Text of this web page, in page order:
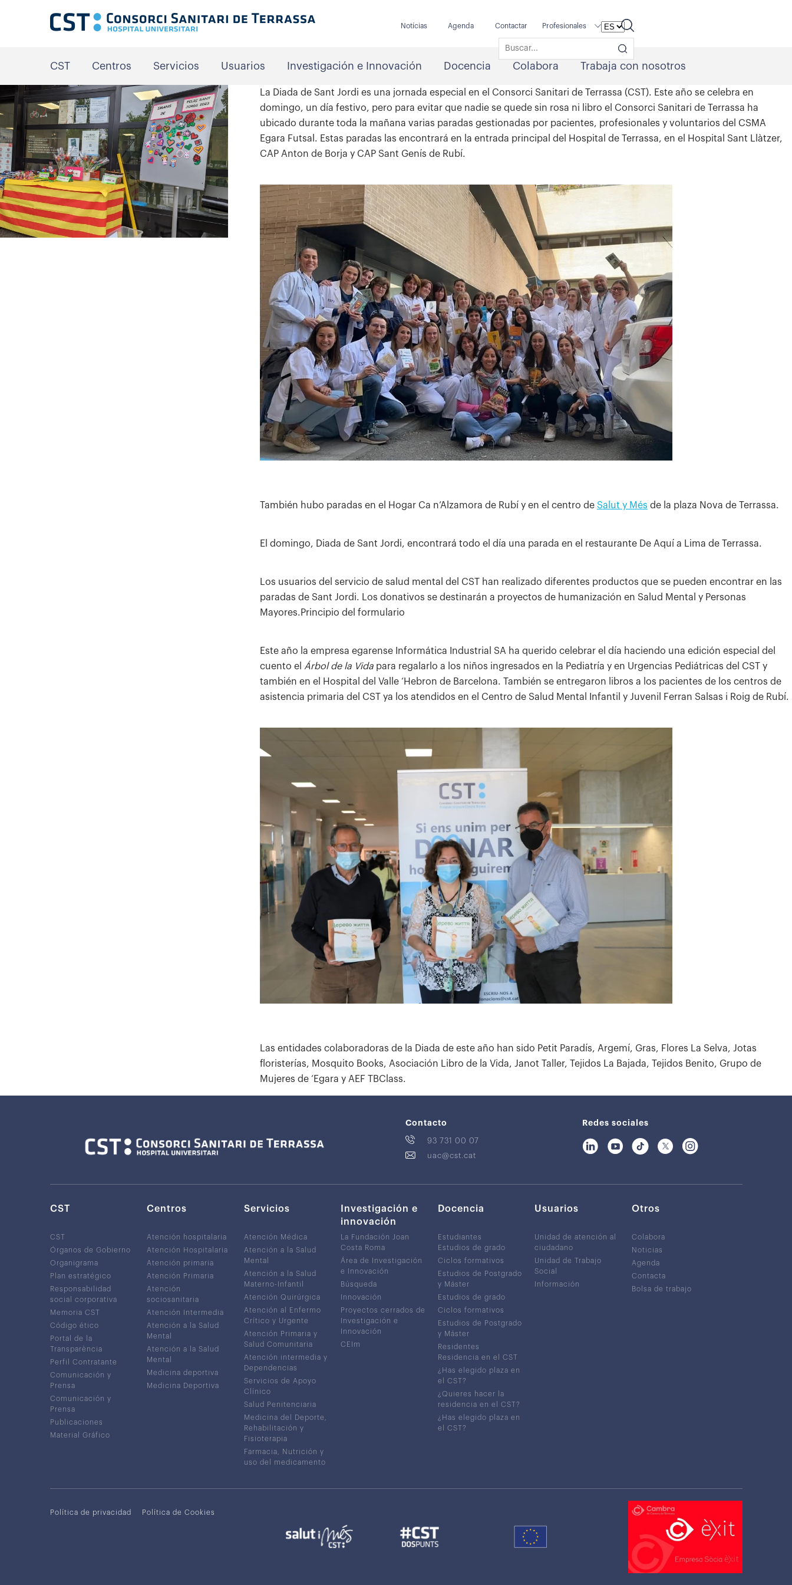
Notícias Agenda Contactar Profesionales
CST Centros Servicios Usuarios Investigación e Innovación Docencia Colabora Trabaja con nosotros
La Diada de Sant Jordi es una jornada especial en el Consorci Sanitari de Terrassa (CST). Este año se celebra en
domingo, un día festivo, pero para evitar que nadie se quede sin rosa ni libro el Consorci Sanitari de Terrassa ha
ubicado durante toda la mañana varias paradas gestionadas por pacientes, profesionales y voluntarios del CSMA
Egara Futsal. Estas paradas las encontrará en la entrada principal del Hospital de Terrassa, en el Hospital Sant Llàtzer,
CAP Anton de Borja y CAP Sant Genís de Rubí.
También hubo paradas en el Hogar Ca n’Alzamora de Rubí y en el centro de Salut y Més de la plaza Nova de Terrassa.
El domingo, Diada de Sant Jordi, encontrará todo el día una parada en el restaurante De Aquí a Lima de Terrassa.
Los usuarios del servicio de salud mental del CST han realizado diferentes productos que se pueden encontrar en las
paradas de Sant Jordi. Los donativos se destinarán a proyectos de humanización en Salud Mental y Personas
Mayores.Principio del formulario
Este año la empresa egarense Informática Industrial SA ha querido celebrar el día haciendo una edición especial del
cuento el Árbol de la Vidapara regalarlo a los niños ingresados en la Pediatría y en Urgencias Pediátricas del CST y
también en el Hospital del Valle ‘Hebron de Barcelona. También se entregaron libros a los pacientes de los centros de
asistencia primaria del CST ya los atendidos en el Centro de Salud Mental Infantil y Juvenil Ferran Salsas i Roig de Rubí.
Las entidades colaboradoras de la Diada de este año han sido Petit Paradís, Argemí, Gras, Flores La Selva, Jotas
floristerías, Mosquito Books, Asociación Libro de la Vida, Janot Taller, Tejidos La Bajada, Tejidos Benito, Grupo de
Mujeres de ‘Egara y AEF TBClass.
Contacto
93 731 00 07
uac@cst.cat
Redes sociales
CST
CST
Órganos de Gobierno
Organigrama
Plan estratégico
Responsabilidad
social corporativa
Memoria CST
Código ético
Portal de la
Transparència
Perfil Contratante
Comunicación y
Prensa
Comunicación y
Prensa
Publicaciones
Material Gráfico
Centros
Atención hospitalaria
Atención Hospitalaria
Atención primaria
Atención Primaria
Atención
sociosanitaria
Atención Intermedia
Atención a la Salud
Mental
Atención a la Salud
Mental
Medicina deportiva
Medicina Deportiva
Servicios
Atención Médica
Atención a la Salud
Mental
Atención a la Salud
Materno-Infantil
Atención Quirúrgica
Atención al Enfermo
Crítico y Urgente
Atención Primaria y
Salud Comunitaria
Atención intermedia y
Dependencias
Servicios de Apoyo
Clínico
Salud Penitenciaria
Medicina del Deporte,
Rehabilitación y
Fisioterapia
Farmacia, Nutrición y
uso del medicamento
Investigación e
innovación
La Fundación Joan
Costa Roma
Área de Investigación
e Innovación
Búsqueda
Innovación
Proyectos cerrados de
Investigación e
Innovación
CEIm
Docencia
Estudiantes
Estudios de grado
Ciclos formativos
Estudios de Postgrado
y Máster
Estudios de grado
Ciclos formativos
Estudios de Postgrado
y Máster
Residentes
Residencia en el CST
¿Has elegido plaza en
el CST?
¿Quieres hacer la
residencia en el CST?
¿Has elegido plaza en
el CST?
Usuarios
Unidad de atención al
ciudadano
Unidad de Trabajo
Social
Información
Otros
Colabora
Noticias
Agenda
Contacta
Bolsa de trabajo
Política de privacidad Política de Cookies